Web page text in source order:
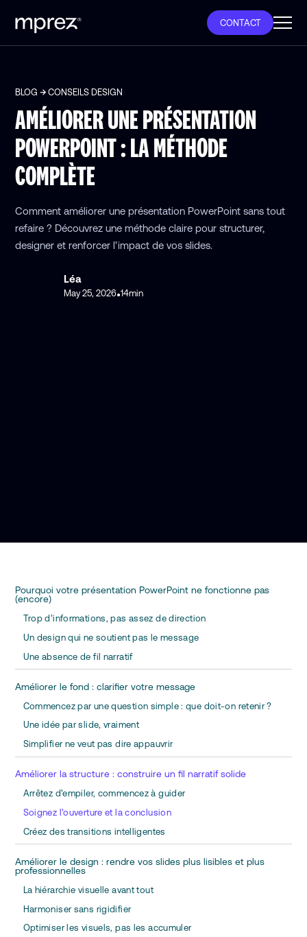
CONTACT
BLOG CONSEILS DESIGN
AMÉLIORER UNE PRÉSENTATION
POWERPOINT : LA MÉTHODE
COMPLÈTE
Comment améliorer une présentation PowerPoint sans tout
refaire ? Découvrez une méthode claire pour structurer,
designer et renforcer l’impact de vos slides.
Léa
May 25, 2026•14min
Pourquoi votre présentation PowerPoint ne fonctionne pas
(encore)
Trop d’informations, pas assez de direction
Un design qui ne soutient pas le message
Une absence de fil narratif
Améliorer le fond : clarifier votre message
Commencez par une question simple : que doit-on retenir ?
Une idée par slide, vraiment
Simplifier ne veut pas dire appauvrir
Améliorer la structure : construire un fil narratif solide
Arrêtez d’empiler, commencez à guider
Soignez l’ouverture et la conclusion
Créez des transitions intelligentes
Améliorer le design : rendre vos slides plus lisibles et plus
professionnelles
La hiérarchie visuelle avant tout
Harmoniser sans rigidifier
Optimiser les visuels, pas les accumuler